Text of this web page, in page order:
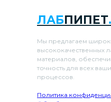
ЛАБПИПЕТ.
Мы предлагаем
высококачественных
материалов,
точность для всех
процессов.
Политика